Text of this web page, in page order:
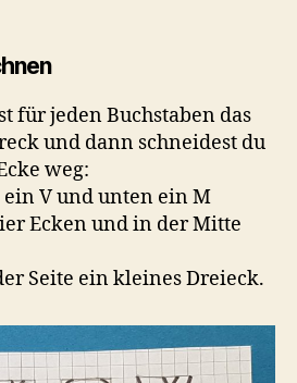
für jeden Buchstaben das
und dann schneidest du
weg:
ein V und unten ein M
Ecken und in der Mitte
Seite ein kleines Dreieck.